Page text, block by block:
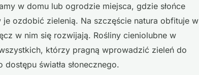
w domu lub ogrodzie miejsca, gdzie słońce
ozdobić zielenią. Na szczęście natura obfituje w
w nim się rozwijają. Rośliny cieniolubne w
którzy pragną wprowadzić zieleń do
światła słonecznego.